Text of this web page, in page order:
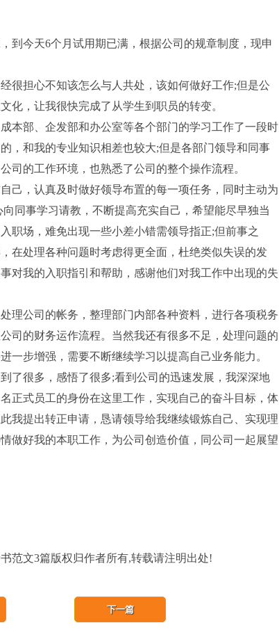
今天6个月试用期已满，根据公司的规章制度，现申
担心不知该怎么与人共处，该如何做好工作;但是公
化，让我很快完成了从学生到职员的转变。
部、企发部和办公室等各个部门的学习工作了一段时
，和我的专业知识相差也较大;但是各部门领导和同事
司的工作环境，也熟悉了公司的整个操作流程。
，认真及时做好领导布置的每一项任务，同时主动为
同事学习请教，不断提高充实自己，希望能尽早独当
职场，难免出现一些小差小错需领导指正;但前事之
在处理各种问题时考虑得更全面，杜绝类似失误的发
对我的入职指引和帮助，感谢他们对我工作中出现的失
公司的帐务，整理部门内部各种资料，进行各项税务
司的财务运作流程。当然我还有很多不足，处理问题的
一步增强，需要不断继续学习以提高自己业务能力。
很多，感悟了很多;看到公司的迅速发展，我深深地
正式员工的身份在这里工作，实现自己的奋斗目标，体
我提出转正申请，恳请领导给我继续锻炼自己、实现理
做好我的本职工作，为公司创造价值，同公司一起展望
范文3篇版权归作者所有,转载请注明出处!
下一篇